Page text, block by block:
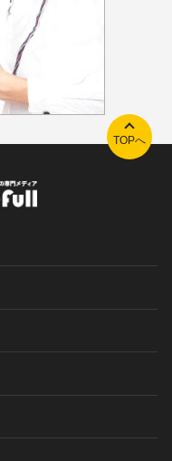
TOPへ